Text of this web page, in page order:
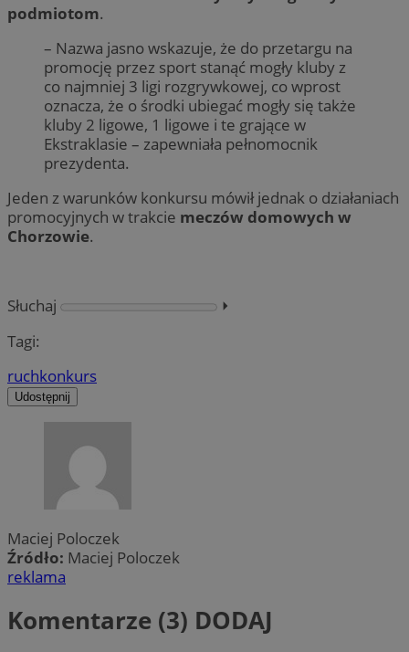
podmiotom.
– Nazwa jasno wskazuje, że do przetargu na
promocję przez sport stanąć mogły kluby z
co najmniej 3 ligi rozgrywkowej, co wprost
oznacza, że o środki ubiegać mogły się także
kluby 2 ligowe, 1 ligowe i te grające w
Ekstraklasie – zapewniała pełnomocnik
prezydenta.
Jeden z warunków konkursu mówił jednak o działaniach
promocyjnych w trakcie meczów domowych w
Chorzowie.
Słuchaj
⏵︎
Tagi:
ruchkonkurs
Udostępnij
Maciej Poloczek
Źródło: Maciej Poloczek
reklama
Komentarze (3) DODAJ